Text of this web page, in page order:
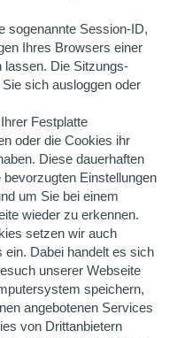
sogenannte Session-ID,
Ihres Browsers einer
lassen. Die Sitzungs-
sich ausloggen oder
Festplatte
oder die Cookies ihr
Diese dauerhaften
Einstellungen
um Sie bei einem
wieder zu erkennen.
setzen wir auch
Dabei handelt es sich
unserer Webseite
speichern,
angebotenen Services
von Drittanbietern